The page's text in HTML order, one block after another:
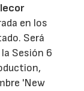
en los
Será
Sesión 6
'New